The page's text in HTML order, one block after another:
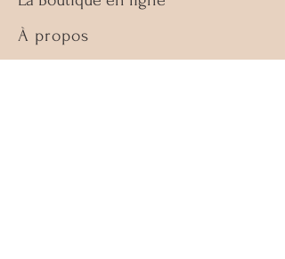
À propos